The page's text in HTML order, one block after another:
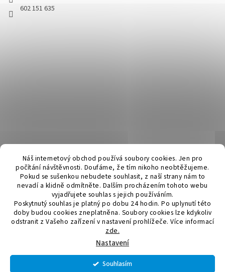
Náš internetový obchod používá soubory cookies. Jen pro
počítání návštěvnosti. Doufáme, že tím nikoho neobtěžujeme.
Pokud se sušenkou nebudete souhlasit, z naší strany nám to
nevadí a klidně odmítněte. Dalším procházením tohoto webu
vyjadřujete souhlas s jejich používáním.
Poskytnutý souhlas je platný po dobu 24 hodin. Po uplynutí této
doby budou cookies zneplatněna. Soubory cookies lze kdykoliv
odstranit z Vašeho zařízení v nastavení prohlížeče. Více informací
zde.
Nastavení
Souhlasím
602 151 635
Vytvořil Shoptet